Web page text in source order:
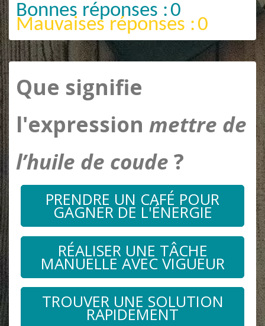
Bonnes réponses : 0
Mauvaises réponses : 0
Que signifie
l'expression mettre de
l’huile de coude ?
PRENDRE UN CAFÉ POUR
GAGNER DE L'ÉNERGIE
RÉALISER UNE TÂCHE
MANUELLE AVEC VIGUEUR
TROUVER UNE SOLUTION
RAPIDEMENT